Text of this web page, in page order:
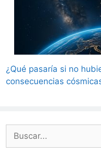
¿Qué pasaría si no
consecuencias